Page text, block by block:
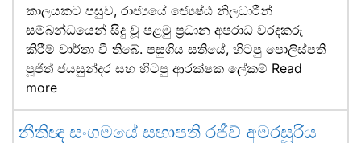
කාලයකට පසුව, රාජ්‍යයේ ජ්‍යෙෂ්ඨ නිලධාරීන්
සම්බන්ධයෙන් සිදු වූ පළමු ප්‍රධාන අපරාධ වරදකරු
කිරීම් වාර්තා වී තිබේ. පසුගිය සතියේ, හිටපු පොලිස්පති
පූජිත් ජයසුන්දර සහ හිටපු ආරක්ෂක ලේකම් Read
more
නීතිඥ සංගමයේ සභාපති රජීව් අමරසූරිය